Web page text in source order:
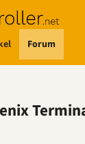
Forum